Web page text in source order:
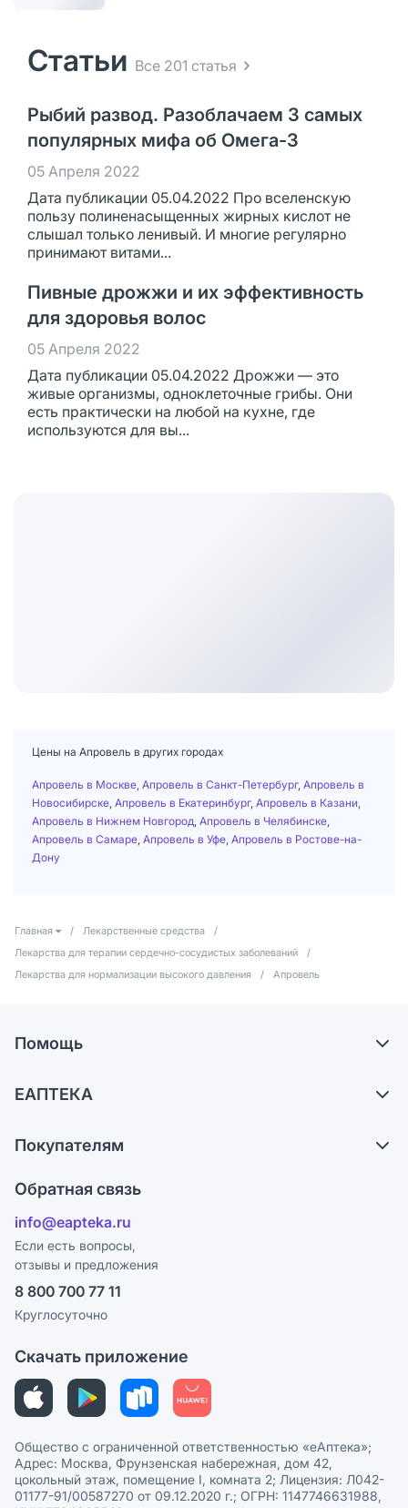
Статьи Все 201 статья
Рыбий развод. Разоблачаем 3 самых
популярных мифа об Омега-3
05 Апреля 2022
Дата публикации 05.04.2022 Про вселенскую
пользу полиненасыщенных жирных кислот не
слышал только ленивый. И многие регулярно
принимают витами...
Пивные дрожжи и их эффективность
для здоровья волос
05 Апреля 2022
Дата публикации 05.04.2022 Дрожжи — это
живые организмы, одноклеточные грибы. Они
есть практически на любой на кухне, где
используются для вы...
Цены на Апровель в других городах
Апровель в Москве Апровель в Санкт-Петербург, Апровель в
Новосибирске Апровель в Екатеринбург, Апровель в Казани
Апровель в Нижнем Новгород Апровель в Челябинске
Апровель в Самаре Апровель в Уфе Апровель в Ростове-на-
Дону
Главная / Лекарственные средства
/
Лекарства для терапии сердечно-сосудистых заболеваний
/
Лекарства для нормализации высокого давления
/ Апровель
Помощь
Обмен и возврат
Блог
ЕАПТЕКА
Карьера
Поставщики
Лицензия
Реклама на сайте
Ваши товары на ЕАПТЕКЕ
Покупателям
Программа СберСпасибо
Политика конфиденциальности
Пользовательское соглашение
Политика рекомендаций
Этика и соответствие
Политика в отношении обработки персональных данных
Обратная связь
info@eapteka.ru
Если есть вопросы,
отзывы и предложения
8 800 700 77 11
Круглосуточно
Скачать приложение
Общество с ограниченной ответственностью «еАптека»;
Адрес: Москва, Фрунзенская набережная, дом 42,
цокольный этаж, помещение I, комната 2; Лицензия: Л042-
01177-91/00587270 от 09.12.2020 г.; ОГРН: 1147746631988,